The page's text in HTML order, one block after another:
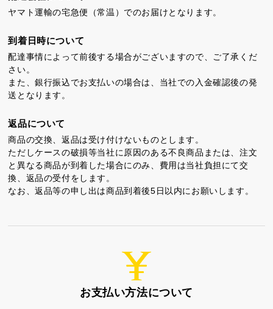
茶どころ 浜松しんふぉにー
特定商取引法に基づく表記
ヤマト運輸の宅急便（常温）でのお届けとなります。
到着日時について
配達事情によって前後する場合がございますので、ご了承くだ
さい。
また、銀行振込でお支払いの場合は、当社での入金確認後の発
送となります。
返品について
商品の交換、返品は受け付けないものとします。
ただしケースの破損等当社に原因のある不良商品または、注文
と異なる商品が到着した場合にのみ、費用は当社負担にて交
換、返品の受付をします。
なお、返品等の申し出は商品到着後5日以内にお願いします。
お支払い方法について